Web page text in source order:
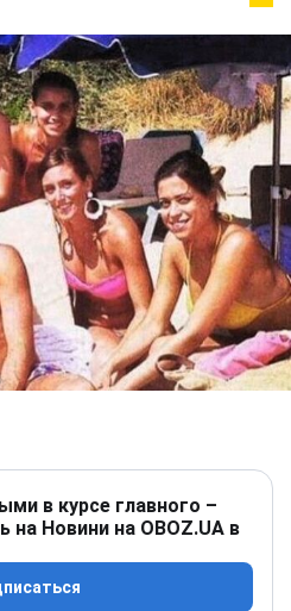
в курсе главного –
на Новини на OBOZ.UA в